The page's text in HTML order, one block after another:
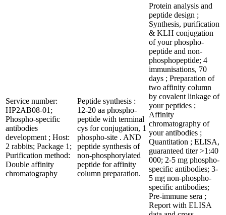
Service number:
HP2AB08-01;
Phospho-specific
antibodies
development ; Host:
2 rabbits; Package 1;
Purification method:
Double affinity
chromatography
Peptide synthesis :
12-20 aa phospho-
peptide with terminal
cys for conjugation, 1
phospho-site . AND
peptide synthesis of
non-phosphorylated
peptide for affinity
column preparation.
Protein analysis and
peptide design ;
Synthesis, purification
& KLH conjugation
of your phospho-
peptide and non-
phosphopeptide; 4
immunisations, 70
days ; Preparation of
two affinity column
by covalent linkage of
your peptides ;
Affinity
chromatography of
your antibodies ;
Quantitation ; ELISA,
guaranteed titer >1:40
000; 2-5 mg phospho-
specific antibodies; 3-
5 mg non-phospho-
specific antibodies;
Pre-immune sera ;
Report with ELISA